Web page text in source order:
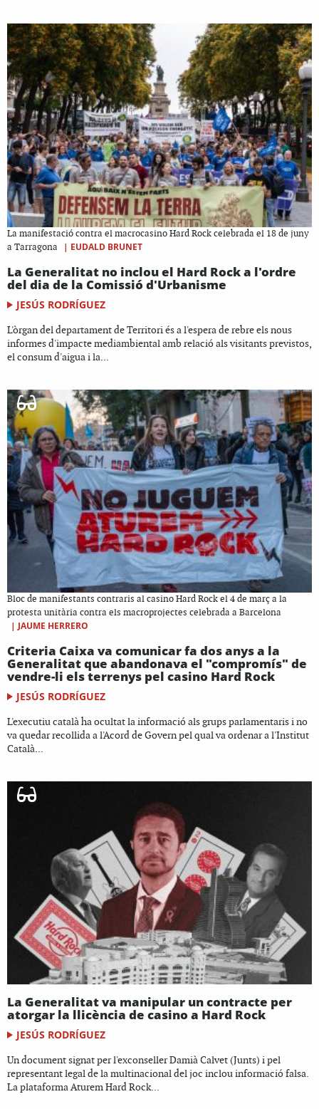
La manifestació contra el macrocasino Hard Rock celebrada el 18 de juny
a Tarragona
| EUDALD BRUNET
La Generalitat no inclou el Hard Rock a l'ordre
del dia de la Comissió d'Urbanisme
JESÚS RODRÍGUEZ
L'òrgan del departament de Territori és a l'espera de rebre els nous
informes d'impacte mediambiental amb relació als visitants previstos,
el consum d'aigua i la...
Bloc de manifestants contraris al casino Hard Rock el 4 de març a la
protesta unitària contra els macroprojectes celebrada a Barcelona
| JAUME HERRERO
Criteria Caixa va comunicar fa dos anys a la
Generalitat que abandonava el "compromís" de
vendre-li els terrenys pel casino Hard Rock
JESÚS RODRÍGUEZ
L'executiu català ha ocultat la informació als grups parlamentaris i no
va quedar recollida a l'Acord de Govern pel qual va ordenar a l'Institut
Català...
La Generalitat va manipular un contracte per
atorgar la llicència de casino a Hard Rock
JESÚS RODRÍGUEZ
Un document signat per l'exconseller Damià Calvet (Junts) i pel
representant legal de la multinacional del joc inclou informació falsa.
La plataforma Aturem Hard Rock...